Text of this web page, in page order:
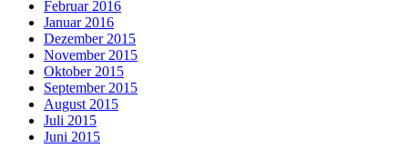
Februar 2016
Januar 2016
Dezember 2015
November 2015
Oktober 2015
September 2015
August 2015
Juli 2015
Juni 2015